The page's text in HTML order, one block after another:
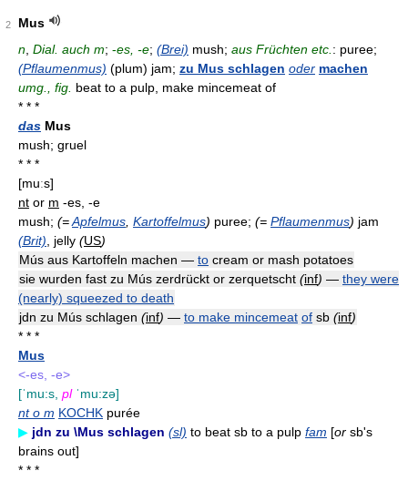
2
Mus
n Dial. auch m; -es, -e; (Brei) mush; aus Früchten etc. : puree;
(Pflaumenmus) (plum) jam; zu Mus schlagen oder machen
umg., fig. beat to a pulp, make mincemeat of
* * *
das Mus
mush; gruel
* * *
[muːs]
nt or m -es, -e
mush; (=Apfelmus Kartoffelmus) puree; (= Pflaumenmus) jam
(Brit) , jelly (US)
Mús aus Kartoffeln machen — to cream or mash potatoes
sie wurden fast zu Mús zerdrückt or zerquetscht (inf) — they were
(nearly) squeezed to death
jdn zu Mús schlagen (inf) — to make mincemeat of sb (inf)
* * *
Mus
<-es, -e>
[ˈmu:s, pl ˈmu:zə]
nt o m KOCHK purée
▶ jdn zu \Mus schlagen (sl) to beat sb to a pulp fam [or sb's
brains out]
* * *